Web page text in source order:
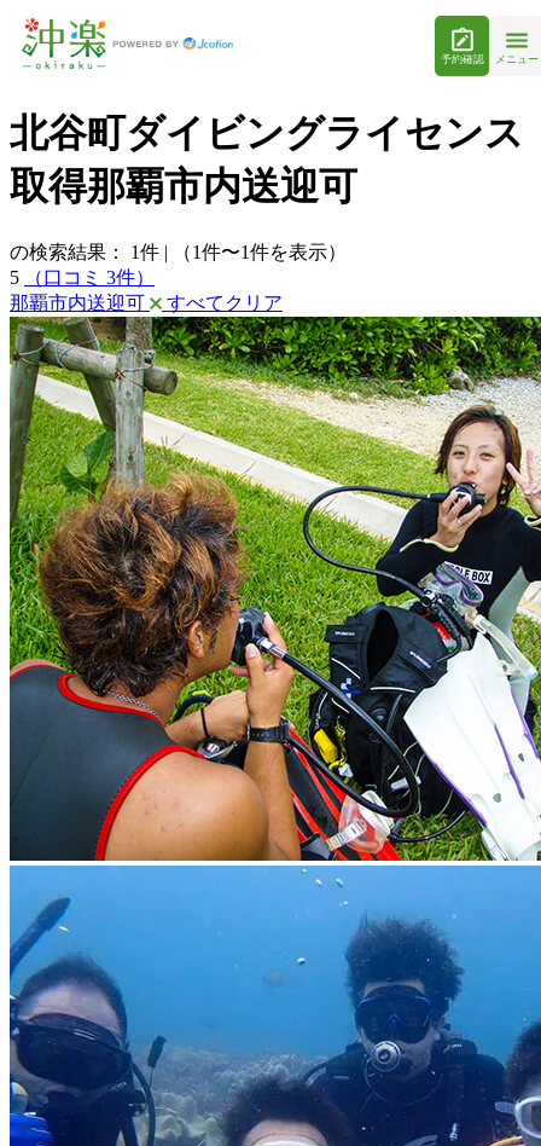
予約確認 メニュー
北谷町ダイビングライセンス
取得那覇市内送迎可
の検索結果： 1件 |
（1件〜1件を表示）
5
（口コミ 3件）
那覇市内送迎可
すべてクリア